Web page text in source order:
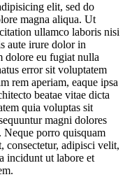
elit, sed do
magna aliqua. Ut
ullamco laboris nisi
aute irure dolor in
dolore eu fugiat nulla
error sit voluptatem
rem aperiam, eaque ipsa
beatae vitae dicta
quia voluptas sit
magni dolores
Neque porro quisquam
consectetur, adipisci velit,
incidunt ut labore et